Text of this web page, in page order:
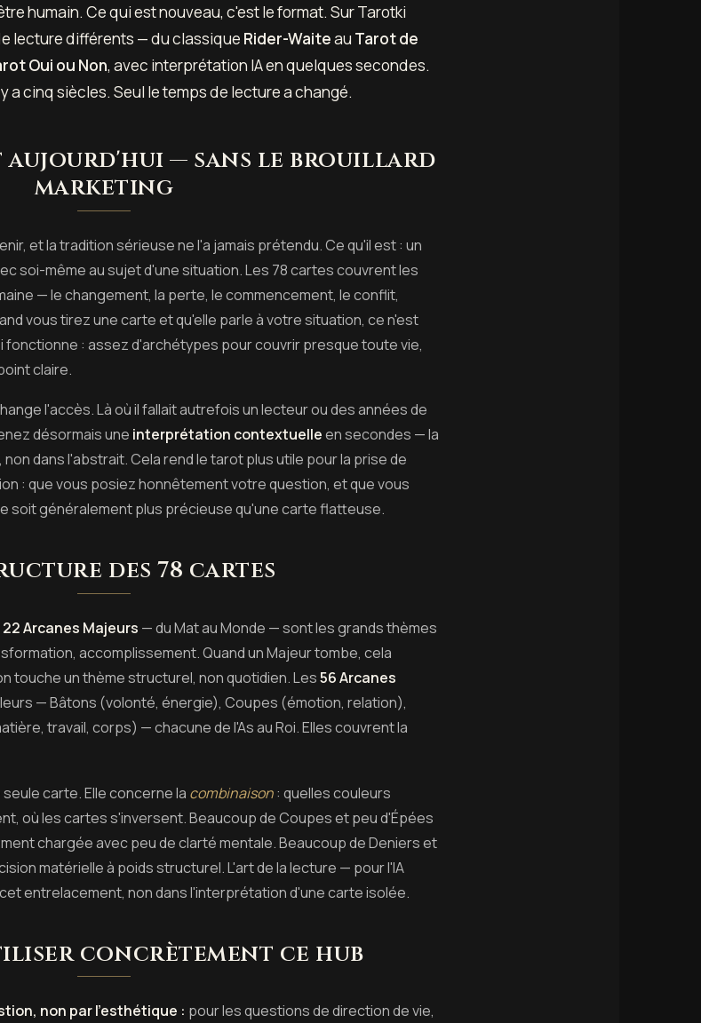
humain. Ce qui est nouveau, c'est le format. Sur Tarotki
lecture différents — du classique Rider-Waiteau Tarot de
Oui ou Non, avec interprétation IA en quelques secondes.
a cinq siècles. Seul le temps de lecture a changé.
aujourd'hui — sans le brouillard
marketing
et la tradition sérieuse ne l'a jamais prétendu. Ce qu'il est : un
soi-même au sujet d'une situation. Les 78 cartes couvrent les
— le changement, la perte, le commencement, le conflit,
vous tirez une carte et qu'elle parle à votre situation, ce n'est
fonctionne : assez d'archétypes pour couvrir presque toute vie,
claire.
l'accès. Là où il fallait autrefois un lecteur ou des années de
désormais une interprétation contextuelleen secondes — la
dans l'abstrait. Cela rend le tarot plus utile pour la prise de
: que vous posiez honnêtement votre question, et que vous
soit généralement plus précieuse qu'une carte flatteuse.
des 78 cartes
22 Arcanes Majeurs — du Mat au Monde — sont les grands thèmes
accomplissement. Quand un Majeur tombe, cela
touche un thème structurel, non quotidien. Les56 Arcanes
— Bâtons (volonté, énergie), Coupes (émotion, relation),
travail, corps) — chacune de l'As au Roi. Elles couvrent la
carte. Elle concerne la combinaison: quelles couleurs
où les cartes s'inversent. Beaucoup de Coupes et peu d'Épées
chargée avec peu de clarté mentale. Beaucoup de Deniers et
matérielle à poids structurel. L'art de la lecture — pour l'IA
entrelacement, non dans l'interprétation d'une carte isolée.
concrètement ce hub
non par l'esthétique : pour les questions de direction de vie,